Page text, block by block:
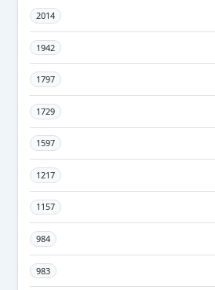
2014
1942
1797
1729
1597
1217
1157
984
983